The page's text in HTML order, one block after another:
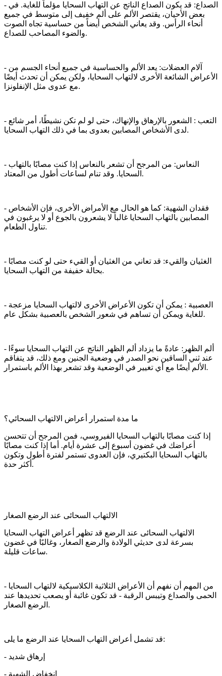
- الصداع: قد يكون الصداع الناتج عن التهاب السحايا مؤلماً للغاية. في
بعض الأحيان، يقتصر الألم على ألم خفيف إلى متوسط في جميع
أنحاء الرأس. وقد يعاني الشخص أيضاً من حساسية تجاه الصوت
والضوء المصاحب للصداع.
- آلام العضلات: يعد الألم والحساسية في جميع أنحاء الجسم من
الأعراض الشائعة الأخرى لالتهاب السحايا، ولكن يمكن أن تحدث أيضًا
مع عدوى مثل الإنفلونزا.
- التعب : الشعور بالإرهاق والإنهاك، حتى لو لم تكن نشيطًا، أمر شائع
لدى الأشخاص المصابين بعدوى بما في ذلك التهاب السحايا.
- النعاس: من المرجح أن تشعر بالنعاس إذا كنت مصابًا بالتهاب
السحايا. وقد تنام لساعات أطول من المعتاد.
- فقدان الشهية: كما هو الحال مع الأمراض الأخرى، فإن الأشخاص
المصابين بالتهاب السحايا غالباً لا يشعرون بالجوع أو لا يرغبون في
تناول الطعام.
- الغثيان والقيء: قد تعاني من الغثيان أو القيء حتى لو كنت مصابًا
بحالة خفيفة من التهاب السحايا.
- العصبية : يمكن أن تكون الأعراض الأخرى لالتهاب السحايا مزعجة
للغاية ويمكن أن تساهم في شعور الشخص بالعصبية بشكل عام.
- ألم الظهر: عادةً ما يزداد ألم الظهر الناتج عن التهاب السحايا سوءًا
عند ثني الساقين نحو الصدر في وضعية الجنين ومع ذلك، قد يتفاقم
الألم أيضًا مع أي تغيير في الوضعية وقد تشعر بهذا الألم باستمرار.
ما مدة استمرار أعراض الالتهاب السحائي؟
إذا كنت مصابًا بالتهاب السحايا الفيروسي، فمن المرجح أن تتحسن
أعراضك في غضون أسبوع إلى عشرة أيام. أما إذا كنت مصابًا
بالتهاب السحايا البكتيري، فإن العدوى تستمر لفترة أطول وتكون
أكثر حدة.
الالتهاب السحائى عند الرضع الصغار
الالتهاب السحائى عند الرضع قد تظهر أعراض التهاب السحايا
بسرعة لدى حديثي الولادة والرضع الصغار، وغالبًا في غضون
ساعات قليلة.
من المهم أن نفهم أن الأعراض الثلاثية الكلاسيكية لالتهاب السحايا -
الحمى والصداع وتيبس الرقبة - قد تكون غائبة أو يصعب تحديدها عند
الرضع الصغار.
قد تشمل أعراض التهاب السحايا عند الرضع ما يلى:
- إرهاق شديد
- انخفاض الشهية